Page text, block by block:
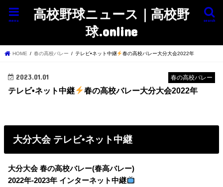
高校野球ニュース｜高校野
球.online
search
menu
HOME 春の高校バレー テレビ•ネット中継 春の高校バレー大分大会2022年
春の高校バレー
2023.01.01
テレビ•ネット中継 春の高校バレー大分大会2022年
大分大会 テレビ•ネット中継
大分大会 春の高校バレー(春高バレー)
2022年-2023年 インターネット中継